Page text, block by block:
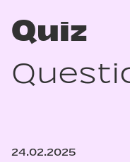
Quiz
24.02.2025